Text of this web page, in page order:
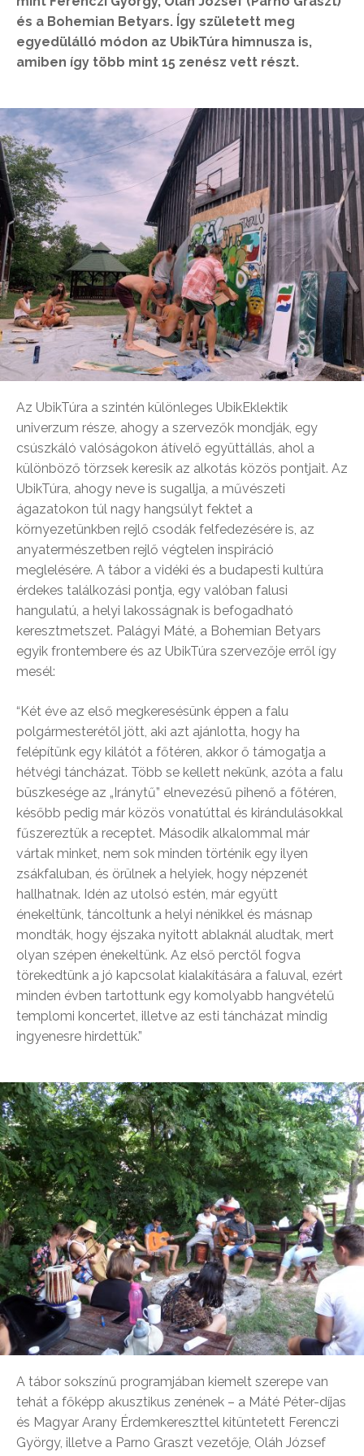
és a Bohemian Betyars. Így született meg
egyedülálló módon az UbikTúra himnusza is,
amiben így több mint 15 zenész vett részt.
Az UbikTúra a szintén különleges UbikEklektik
univerzum része, ahogy a szervezők mondják, egy
csúszkáló valóságokon átívelő együttállás, ahol a
különböző törzsek keresik az alkotás közös pontjait. Az
UbikTúra, ahogy neve is sugallja, a művészeti
ágazatokon túl nagy hangsúlyt fektet a
környezetünkben rejlő csodák felfedezésére is, az
anyatermészetben rejlő végtelen inspiráció
meglelésére. A tábor a vidéki és a budapesti kultúra
érdekes találkozási pontja, egy valóban falusi
hangulatú, a helyi lakosságnak is befogadható
keresztmetszet. Palágyi Máté, a Bohemian Betyars
egyik frontembere és az UbikTúra szervezője erről így
mesél:
“Két éve az első megkeresésünk éppen a falu
polgármesterétől jött, aki azt ajánlotta, hogy ha
felépítünk egy kilátót a főtéren, akkor ő támogatja a
hétvégi táncházat. Több se kellett nekünk, azóta a falu
büszkesége az „Iránytű” elnevezésű pihenő a főtéren,
később pedig már közös vonatúttal és kirándulásokkal
fűszereztük a receptet. Második alkalommal már
vártak minket, nem sok minden történik egy ilyen
zsákfaluban, és örülnek a helyiek, hogy népzenét
hallhatnak. Idén az utolsó estén, már együtt
énekeltünk, táncoltunk a helyi nénikkel és másnap
mondták, hogy éjszaka nyitott ablaknál aludtak, mert
olyan szépen énekeltünk. Az első perctől fogva
törekedtünk a jó kapcsolat kialakítására a faluval, ezért
minden évben tartottunk egy komolyabb hangvételű
templomi koncertet, illetve az esti táncházat mindig
ingyenesre hirdettük.”
A tábor sokszínű programjában kiemelt szerepe van
tehát a főképp akusztikus zenének – a Máté Péter-díjas
és Magyar Arany Érdemkereszttel kitüntetett Ferenczi
György, illetve a Parno Graszt vezetője, Oláh József